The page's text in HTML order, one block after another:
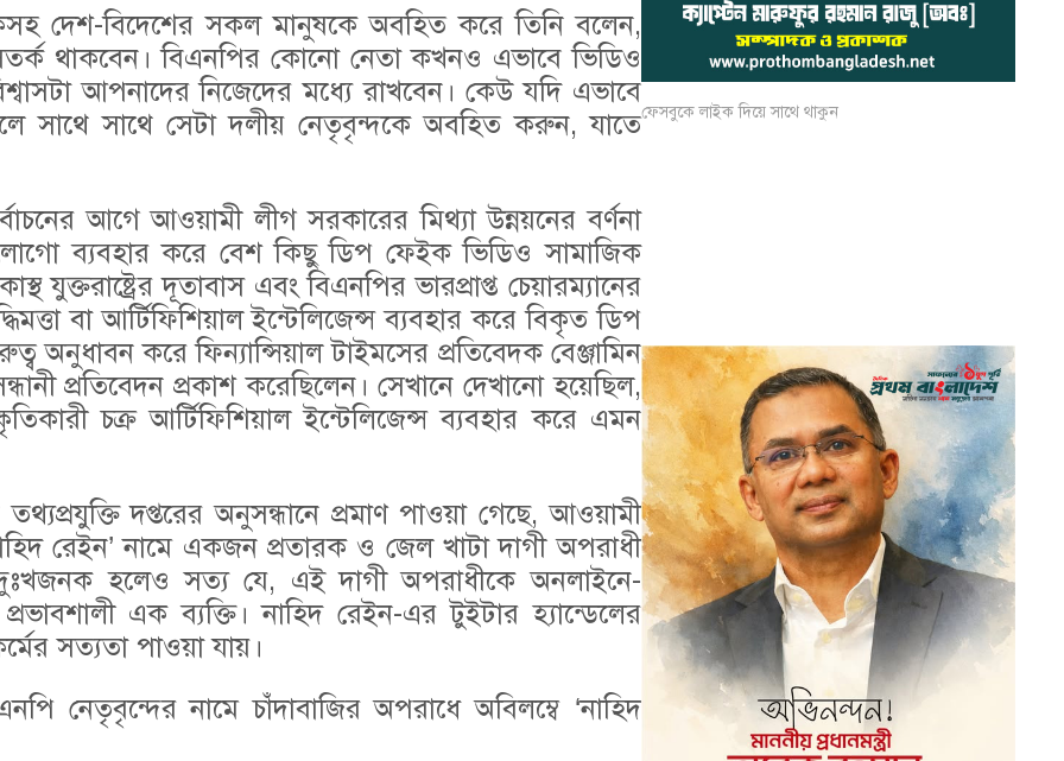
দেশ-বিদেশের সকল মানুষকে অবহিত করে তিনি বলেন,
থাকবেন। বিএনপির কোনো নেতা কখনও এভাবে ভিডিও
আপনাদের নিজেদের মধ্যে রাখবেন। কেউ যদি এভাবে
সাথে সাথে সেটা দলীয় নেতৃবৃন্দকে অবহিত করুন, যাতে
আগে আওয়ামী লীগ সরকারের মিথ্যা উন্নয়নের বর্ণনা
লোগো ব্যবহার করে বেশ কিছু ডিপ ফেইক ভিডিও সামাজিক
যুক্তরাষ্ট্রের দূতাবাস এবং বিএনপির ভারপ্রাপ্ত চেয়ারম্যানের
বা আর্টিফিশিয়াল ইন্টেলিজেন্স ব্যবহার করে বিকৃত ডিপ
অনুধাবন করে ফিন্যান্সিয়াল টাইমসের প্রতিবেদক বেঞ্জামিন
প্রতিবেদন প্রকাশ করেছিলেন। সেখানে দেখানো হয়েছিল,
চক্র আর্টিফিশিয়াল ইন্টেলিজেন্স ব্যবহার করে এমন
দপ্তরের অনুসন্ধানে প্রমাণ পাওয়া গেছে, আওয়ামী
রেইন’ নামে একজন প্রতারক ও জেল খাটা দাগী অপরাধী
হলেও সত্য যে, এই দাগী অপরাধীকে অনলাইনে-
এক ব্যক্তি। নাহিদ রেইন-এর টুইটার হ্যান্ডেলের
সত্যতা পাওয়া যায়।
নেতৃবৃন্দের নামে চাঁদাবাজির অপরাধে অবিলম্বে ‘নাহিদ
ফেসবুকে লাইক দিয়ে সাথে থাকুন